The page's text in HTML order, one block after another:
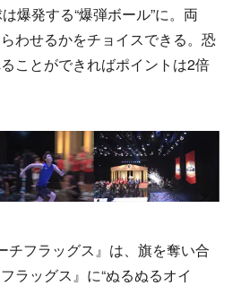
爆発する“爆弾ボール”に。両
わせるかをチョイスできる。恐
ことができればポイントは2倍
フラッグス』は、旗を奪い合
ラッグス』に“ぬるぬるオイ